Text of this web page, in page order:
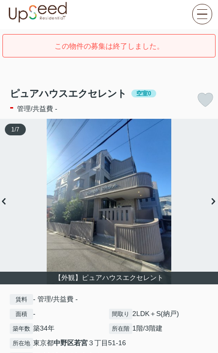
この物件の募集は終了しました。
ピュアハウスエクセレント 空室0
- 管理/共益費 -
【外観】ピュアハウスエクセレント
1 /7
賃料 - 管理/共益費 -
面積 - 間取り 2LDK＋S(納戸)
築年数 築34年 所在階 1階/3階建
所在地 東京都中野区若宮３丁目51-16